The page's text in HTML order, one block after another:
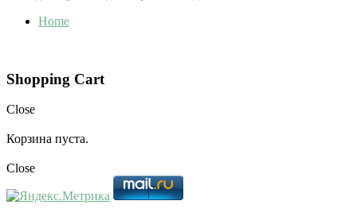
Home
Shopping Cart
Close
Корзина пуста.
Close